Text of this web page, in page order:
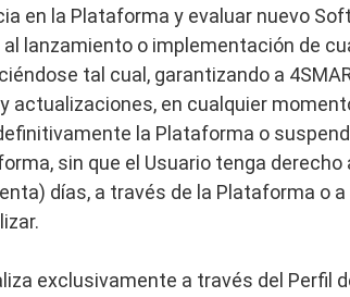
en la Plataforma y evaluar nuevo
lanzamiento o implementación de
tal cual, garantizando a
en cualquier
la Plataforma o
sin que el Usuario tenga
días, a través de la Plataforma o
exclusivamente a través del Perfil